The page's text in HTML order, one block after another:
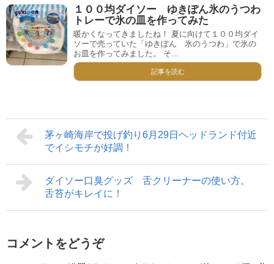
１００均ダイソー ゆきぽん氷のうつわ
トレーで氷の皿を作ってみた
暖かくなってきましたね！ 夏に向けて１００均ダイ
ソーで売っていた「ゆきぽん 氷のうつわ」で氷の
お皿を作ってみました。 そ...
記事を読む
茅ヶ崎海岸で投げ釣り6月29日ヘッドランド付近
でイシモチが好調！
ダイソー口臭グッズ 舌クリーナーの使い方。
舌苔がキレイに！
コメントをどうぞ